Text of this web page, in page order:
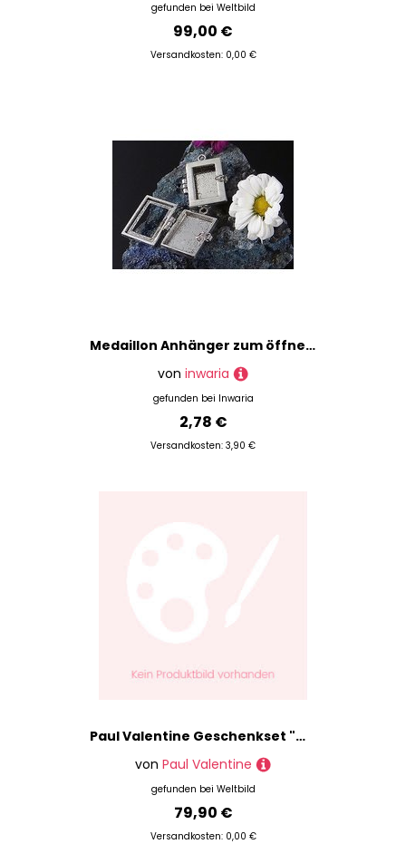
gefunden bei Weltbild
99,00 €
Versandkosten: 0,00 €
Medaillon Anhänger zum öffnen, 25 x 23 mm
von inwaria
gefunden bei Inwaria
2,78 €
Versandkosten: 3,90 €
Paul Valentine Geschenkset "Medaillon Rosebox" Messing, 18K Vergoldet
von Paul Valentine
gefunden bei Weltbild
79,90 €
Versandkosten: 0,00 €